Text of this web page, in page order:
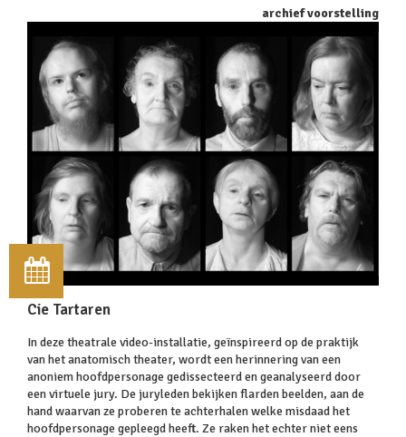
archief voorstelling
Cie Tartaren
In deze theatrale video-installatie, geïnspireerd op de praktijk
van het anatomisch theater, wordt een herinnering van een
anoniem hoofdpersonage gedissecteerd en geanalyseerd door
een virtuele jury. De juryleden bekijken flarden beelden, aan de
hand waarvan ze proberen te achterhalen welke misdaad het
hoofdpersonage gepleegd heeft. Ze raken het echter niet eens